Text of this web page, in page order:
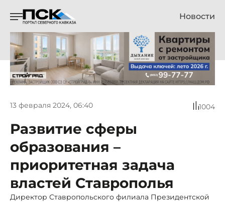
Новости
13 февраля 2024, 06:40 1004
Развитие сферы
образования –
приоритетная задача
властей Ставрополья
Директор Ставропольского филиала Президентской